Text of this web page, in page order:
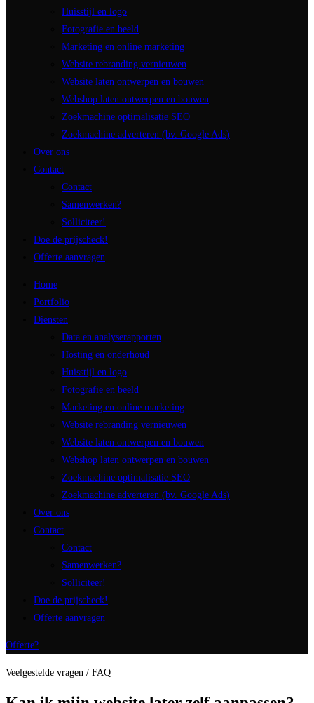
Huisstijl en logo
Fotografie en beeld
Marketing en online marketing
Website rebranding vernieuwen
Website laten ontwerpen en bouwen
Webshop laten ontwerpen en bouwen
Zoekmachine optimalisatie SEO
Zoekmachine adverteren (bv. Google Ads)
Over ons
Contact
Contact
Samenwerken?
Solliciteer!
Doe de prijscheck!
Offerte aanvragen
Home
Portfolio
Diensten
Data en analyserapporten
Hosting en onderhoud
Huisstijl en logo
Fotografie en beeld
Marketing en online marketing
Website rebranding vernieuwen
Website laten ontwerpen en bouwen
Webshop laten ontwerpen en bouwen
Zoekmachine optimalisatie SEO
Zoekmachine adverteren (bv. Google Ads)
Over ons
Contact
Contact
Samenwerken?
Solliciteer!
Doe de prijscheck!
Offerte aanvragen
Offerte?
Veelgestelde vragen / FAQ